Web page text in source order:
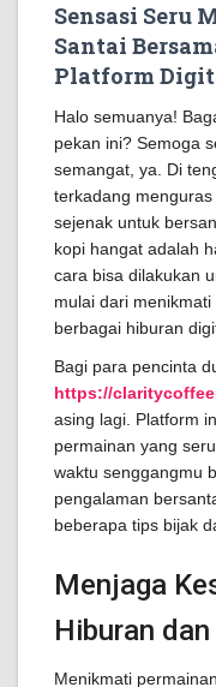
Sensasi Seru
Santai
Platform
Halo semuanya!
pekan ini? Semoga
semangat, ya. Di
terkadang
sejenak untuk
kopi hangat adalah
cara bisa dilakukan
mulai dari
berbagai hiburan
Bagi para pencinta
https://
asing lagi. Platform
permainan yang
waktu senggangmu
pengalaman
beberapa tips bijak
Menjaga
Hiburan
Menikmati